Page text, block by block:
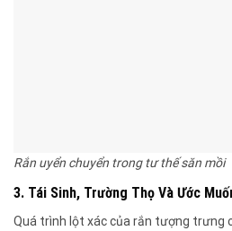
Rắn uyển chuyển trong tư thế săn mồi
3. Tái Sinh, Trường Thọ Và Ước
Quá trình lột xác của rắn tượng trưng